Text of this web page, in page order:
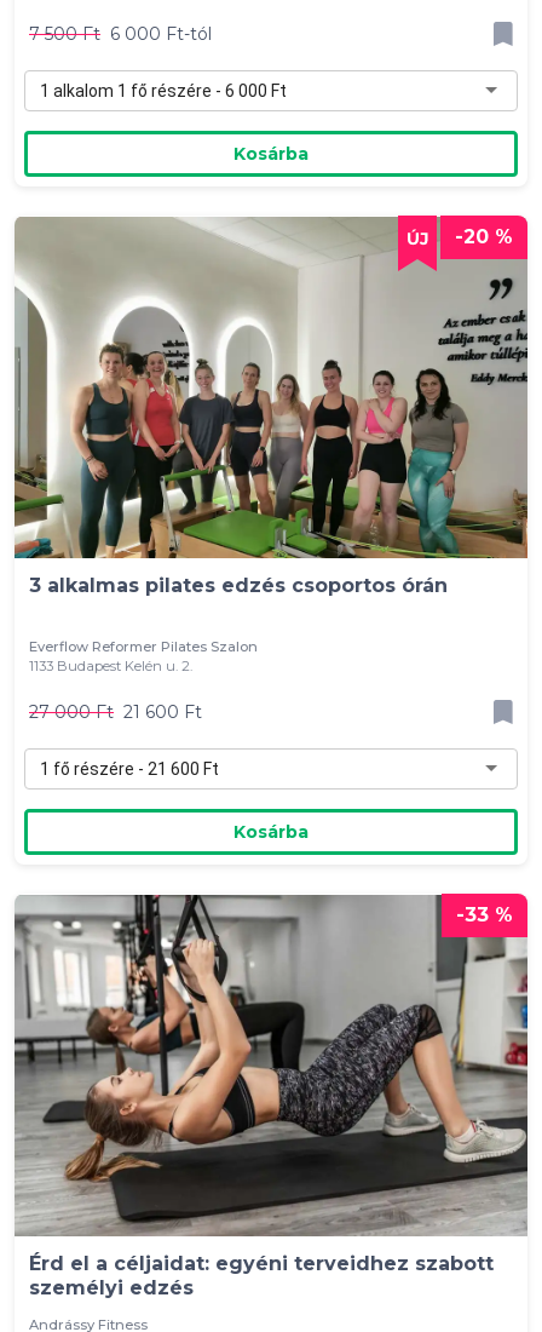
7 500 Ft 6 000 Ft-tól
1 alkalom 1 fő részére - 6 000 Ft
Kosárba
-20 %
3 alkalmas pilates edzés csoportos órán
Everflow Reformer Pilates Szalon
1133 Budapest Kelén u. 2.
27 000 Ft 21 600 Ft
1 fő részére - 21 600 Ft
Kosárba
-33 %
Érd el a céljaidat: egyéni terveidhez szabott
személyi edzés
Andrássy Fitness